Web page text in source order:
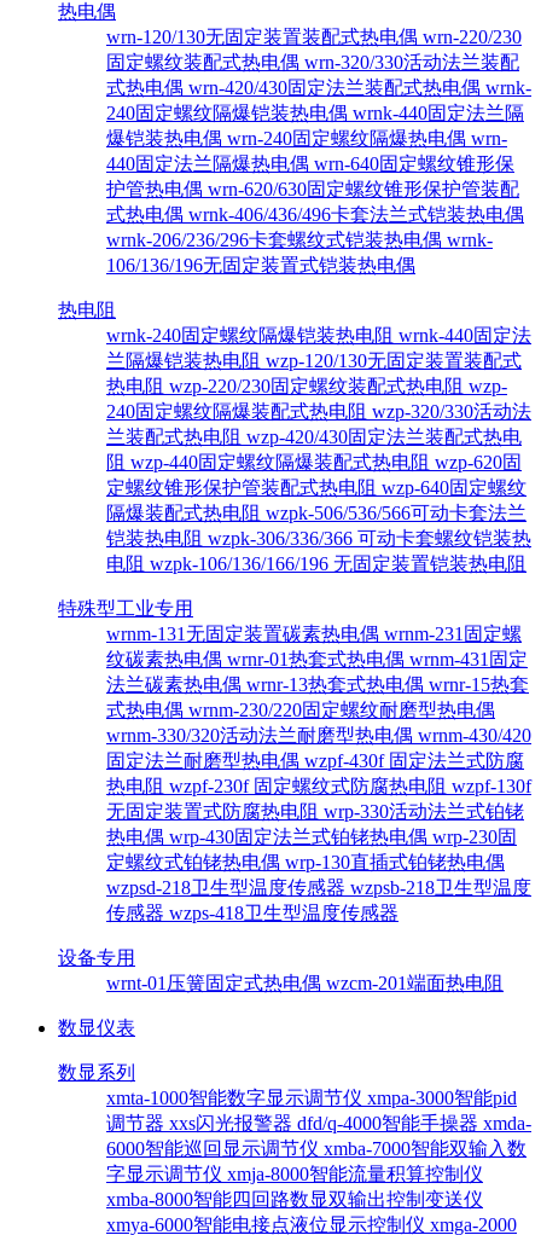
热电偶
wrn-120/130无固定装置装配式热电偶 wrn-220/230
固定螺纹装配式热电偶 wrn-320/330活动法兰装配
式热电偶 wrn-420/430固定法兰装配式热电偶 wrnk-
240固定螺纹隔爆铠装热电偶 wrnk-440固定法兰隔
爆铠装热电偶 wrn-240固定螺纹隔爆热电偶 wrn-
440固定法兰隔爆热电偶 wrn-640固定螺纹锥形保
护管热电偶 wrn-620/630固定螺纹锥形保护管装配
式热电偶 wrnk-406/436/496卡套法兰式铠装热电偶
wrnk-206/236/296卡套螺纹式铠装热电偶 wrnk-
106/136/196无固定装置式铠装热电偶
热电阻
wrnk-240固定螺纹隔爆铠装热电阻 wrnk-440固定法
兰隔爆铠装热电阻 wzp-120/130无固定装置装配式
热电阻 wzp-220/230固定螺纹装配式热电阻 wzp-
240固定螺纹隔爆装配式热电阻 wzp-320/330活动法
兰装配式热电阻 wzp-420/430固定法兰装配式热电
阻 wzp-440固定螺纹隔爆装配式热电阻 wzp-620固
定螺纹锥形保护管装配式热电阻 wzp-640固定螺纹
隔爆装配式热电阻 wzpk-506/536/566可动卡套法兰
铠装热电阻 wzpk-306/336/366 可动卡套螺纹铠装热
电阻 wzpk-106/136/166/196 无固定装置铠装热电阻
特殊型工业专用
wrnm-131无固定装置碳素热电偶 wrnm-231固定螺
纹碳素热电偶 wrnr-01热套式热电偶 wrnm-431固定
法兰碳素热电偶 wrnr-13热套式热电偶 wrnr-15热套
式热电偶 wrnm-230/220固定螺纹耐磨型热电偶
wrnm-330/320活动法兰耐磨型热电偶 wrnm-430/420
固定法兰耐磨型热电偶 wzpf-430f 固定法兰式防腐
热电阻 wzpf-230f 固定螺纹式防腐热电阻 wzpf-130f
无固定装置式防腐热电阻 wrp-330活动法兰式铂铑
热电偶 wrp-430固定法兰式铂铑热电偶 wrp-230固
定螺纹式铂铑热电偶 wrp-130直插式铂铑热电偶
wzpsd-218卫生型温度传感器 wzpsb-218卫生型温度
传感器 wzps-418卫生型温度传感器
设备专用
wrnt-01压簧固定式热电偶 wzcm-201端面热电阻
数显仪表
数显系列
xmta-1000智能数字显示调节仪 xmpa-3000智能pid
调节器 xxs闪光报警器 dfd/q-4000智能手操器 xmda-
6000智能巡回显示调节仪 xmba-7000智能双输入数
字显示调节仪 xmja-8000智能流量积算控制仪
xmba-8000智能四回路数显双输出控制变送仪
xmya-6000智能电接点液位显示控制仪 xmga-2000